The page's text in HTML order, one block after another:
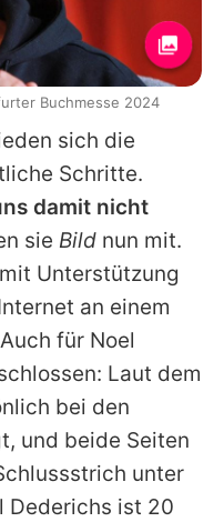
sich die
Schritte.
damit nicht
sie Bild nun mit.
Unterstützung
an einem
für Noel
Laut dem
bei den
und beide Seiten
unter
Dederichs ist 20
Buchmesse 2024